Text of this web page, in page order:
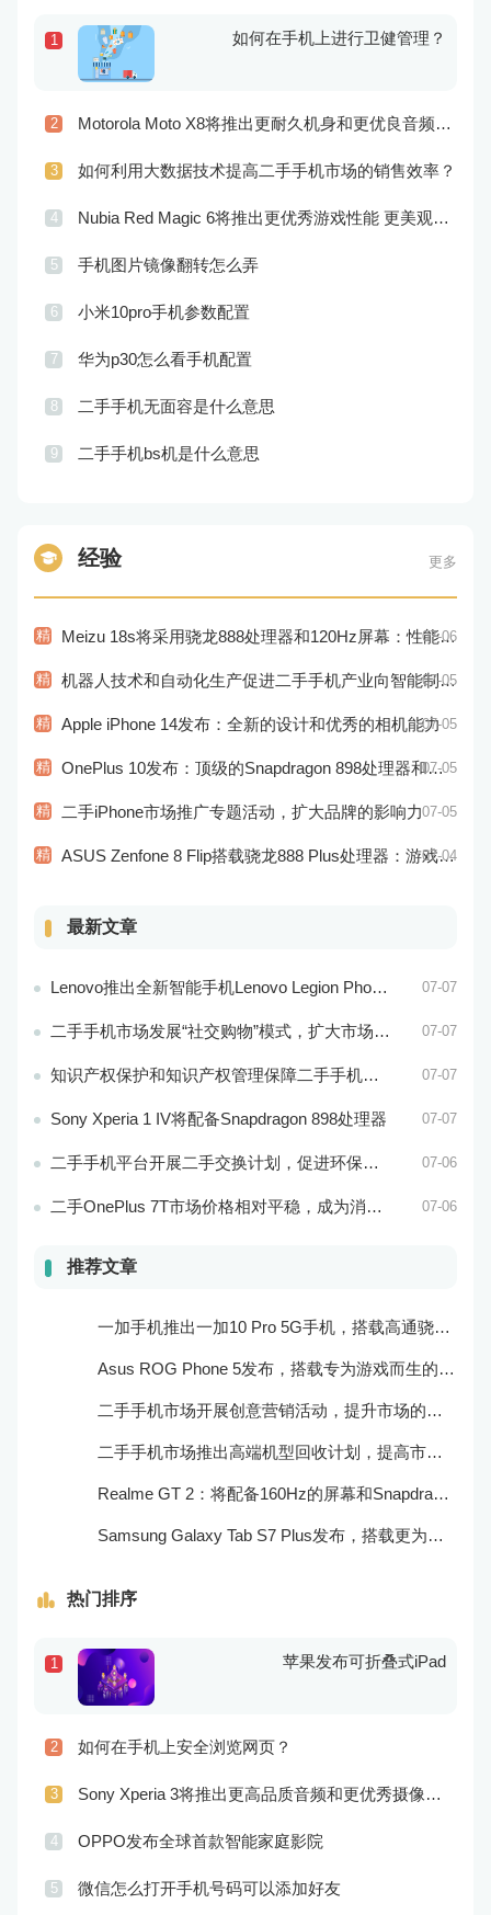
1 如何在手机上进行卫健管理？
2 Motorola Moto X8将推出更耐久机身和更优良音频效果
3 如何利用大数据技术提高二手手机市场的销售效率？
4 Nubia Red Magic 6将推出更优秀游戏性能 更美观的外观设计
5 手机图片镜像翻转怎么弄
6 小米10pro手机参数配置
7 华为p30怎么看手机配置
8 二手手机无面容是什么意思
9 二手手机bs机是什么意思
经验 更多
精 Meizu 18s将采用骁龙888处理器和120Hz屏幕：性能和显示效果出色07-06
精 机器人技术和自动化生产促进二手手机产业向智能制造转型07-05
精 Apple iPhone 14发布：全新的设计和优秀的相机能力07-05
精 OnePlus 10发布：顶级的Snapdragon 898处理器和高品质视觉体验07-05
精 二手iPhone市场推广专题活动，扩大品牌的影响力07-05
精 ASUS Zenfone 8 Flip搭载骁龙888 Plus处理器：游戏性能更佳07-04
最新文章
Lenovo推出全新智能手机Lenovo Legion Phone 3 Pro 07-07
二手手机市场发展“社交购物”模式，扩大市场的社会影响力和威望度 07-07
知识产权保护和知识产权管理保障二手手机市场的知识产权安全和市场稳定 07-07
Sony Xperia 1 IV将配备Snapdragon 898处理器 07-07
二手手机平台开展二手交换计划，促进环保和可持续发展 07-06
二手OnePlus 7T市场价格相对平稳，成为消费者购买的实惠选择 07-06
推荐文章
一加手机推出一加10 Pro 5G手机，搭载高通骁龙888处理器和一亿像素主摄像头
Asus ROG Phone 5发布，搭载专为游戏而生的处理器和摄像头
二手手机市场开展创意营销活动，提升市场的品牌感知度和美誉度
二手手机市场推出高端机型回收计划，提高市场的产品质量和用户口碑
Realme GT 2：将配备160Hz的屏幕和Snapdragon 898处理器
Samsung Galaxy Tab S7 Plus发布，搭载更为出色的屏幕和相机
热门排序
1 苹果发布可折叠式iPad
2 如何在手机上安全浏览网页？
3 Sony Xperia 3将推出更高品质音频和更优秀摄像技术
4 OPPO发布全球首款智能家庭影院
5 微信怎么打开手机号码可以添加好友